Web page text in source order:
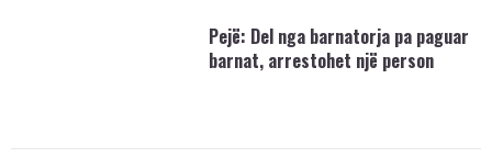
Pejë: Del nga barnatorja pa paguar
barnat, arrestohet një person